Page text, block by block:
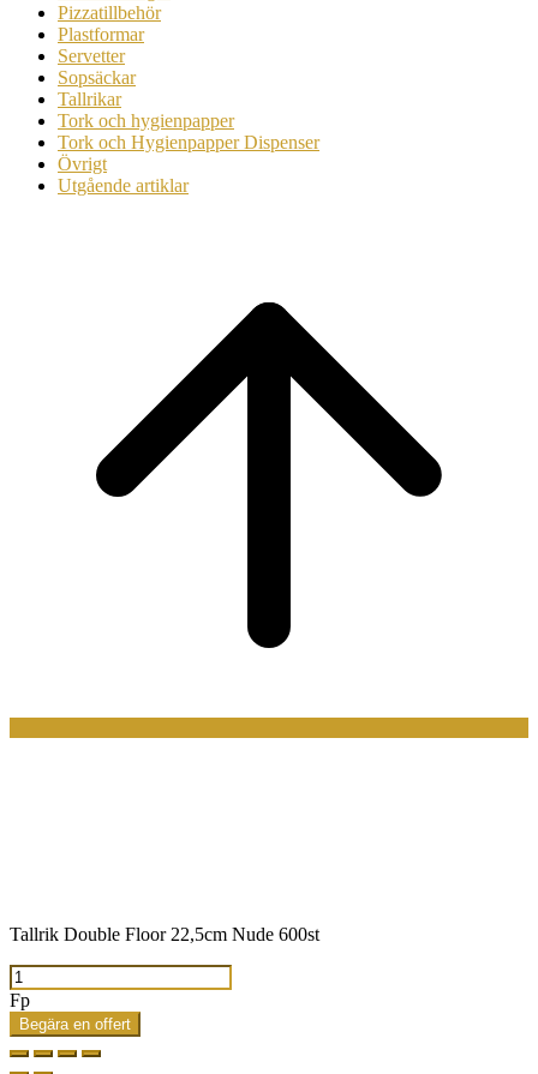
Pizzatillbehör
Plastformar
Servetter
Sopsäckar
Tallrikar
Tork och hygienpapper
Tork och Hygienpapper Dispenser
Övrigt
Utgående artiklar
Tallrik Double Floor 22,5cm Nude 600st
Tallrik
Double
Floor
22,5cm
Nude
Fp
Begära en offert